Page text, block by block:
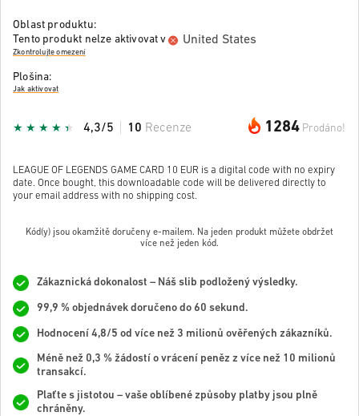
Oblast produktu:
Tento produkt nelze aktivovat v
United States
Zkontrolujte omezení
Plošina:
Jak aktivovat
1284 Prodáno!
4,3/5 10 Recenze
LEAGUE OF LEGENDS GAME CARD 10 EUR is a digital code with no expiry
date. Once bought, this downloadable code will be delivered directly to
your email address with no shipping cost.
Kód(y) jsou okamžitě doručeny e-mailem. Na jeden produkt můžete obdržet
více než jeden kód.
Zákaznická dokonalost – Náš slib podložený výsledky.
99,9 % objednávek doručeno do 60 sekund.
Hodnocení 4,8/5 od více než 3 milionů ověřených zákazníků.
Méně než 0,3 % žádostí o vrácení peněz z více než 10 milionů
transakcí.
Plaťte s jistotou – vaše oblíbené způsoby platby jsou plně
chráněny.